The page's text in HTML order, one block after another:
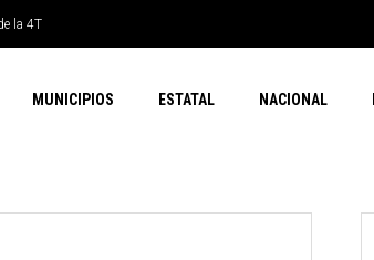
la 4T
MUNICIPIOS ESTATAL NACIONAL